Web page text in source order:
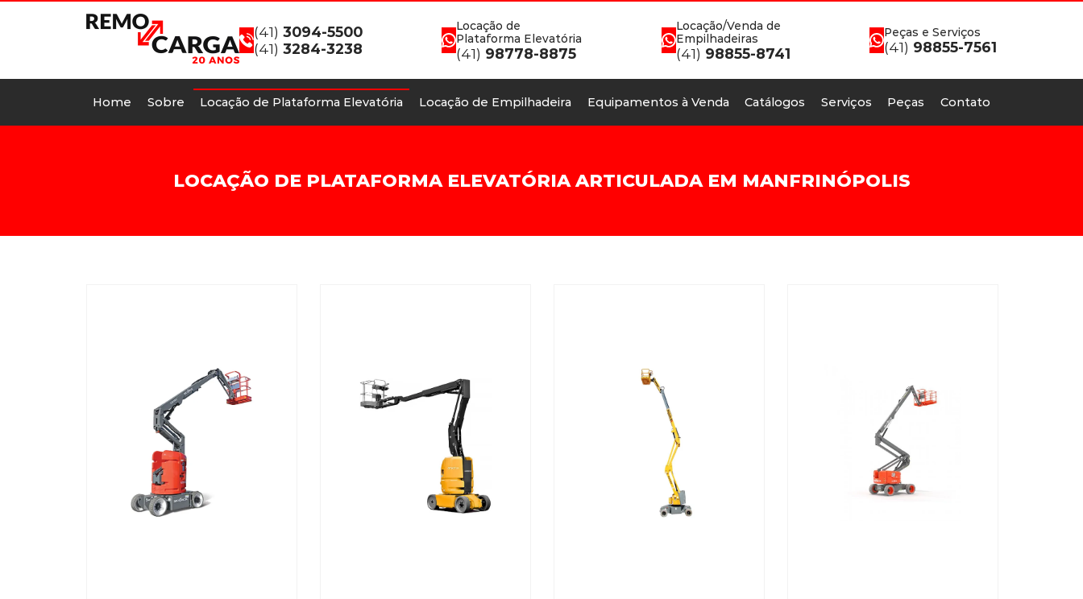
(41) 3094-5500
(41) 3284-3238
Locação de
Plataforma Elevatória
(41) 98778-8875
Locação/Venda de
Empilhadeiras
(41) 98855-8741
Peças e Serviços
(41) 98855-7561
Home Sobre Locação de Plataforma Elevatória Locação de Empilhadeira Equipamentos à Venda Catálogos Serviços Peças Contato
LOCAÇÃO DE PLATAFORMA ELEVATÓRIA ARTICULADA EM MANFRINÓPOLIS